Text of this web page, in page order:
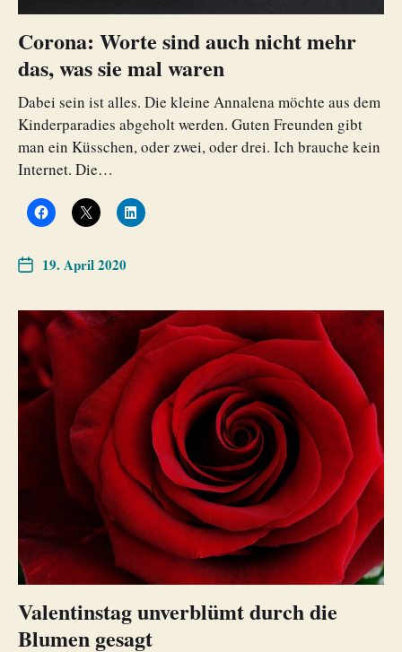
Corona: Worte sind auch nicht mehr
das, was sie mal waren
Dabei sein ist alles. Die kleine Annalena möchte aus dem
Kinderparadies abgeholt werden. Guten Freunden gibt
man ein Küsschen, oder zwei, oder drei. Ich brauche kein
Internet. Die…
19. April 2020
Valentinstag unverblümt durch die
Blumen gesagt